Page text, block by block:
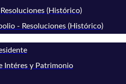
(Histórico)
- Resoluciones (Histórico)
Intéres y Patrimonio